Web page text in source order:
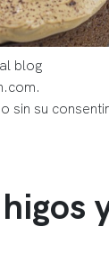
blog
sin su